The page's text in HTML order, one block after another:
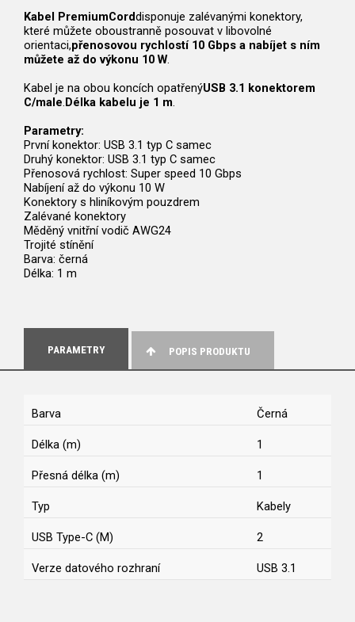
Kabel PremiumCorddisponuje zalévanými konektory,
které můžete oboustranně posouvat v libovolné
orientaci,přenosovou rychlostí 10 Gbps a nabíjet s ním
můžete až do výkonu 10 W.
Kabel je na obou koncích opatřenýUSB 3.1 konektorem
C/male. Délka kabelu je 1 m.
Parametry:
První konektor: USB 3.1 typ C samec
Druhý konektor: USB 3.1 typ C samec
Přenosová rychlost: Super speed 10 Gbps
Nabíjení až do výkonu 10 W
Konektory s hliníkovým pouzdrem
Zalévané konektory
Měděný vnitřní vodič AWG24
Trojité stínění
Barva: černá
Délka: 1 m
PARAMETRY POPIS PRODUKTU
Barva Černá
Délka (m) 1
Přesná délka (m) 1
Typ Kabely
USB Type-C (M) 2
Verze datového rozhraní USB 3.1